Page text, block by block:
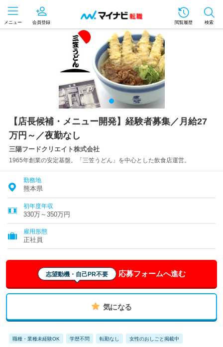
メニュー 会員登録 閲覧履歴 検索
【店長候補・メニュー開発】経験者募集／月給27
万円～／夜勤なし
三陽フードクリエイト株式会社
1965年創業の安定基盤。「三笠うどん」を中心とした飲食店運営。
勤務地
熊本県
初年度年収
330万～350万円
雇用形態
正社員
志望動機・自己PR不要 応募フォームへ進む
気になる
職種・業種未経験OK 学歴不問 転勤なし 女性のおしごと掲載中